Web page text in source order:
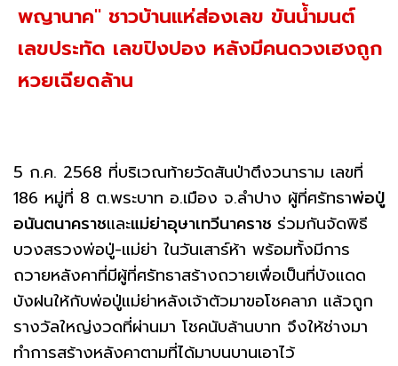
พญานาค" ชาวบ้านแห่ส่องเลข ขันน้ำมนต์
เลขประทัด เลขปิงปอง หลังมีคนดวงเฮงถูก
หวยเฉียดล้าน
5 ก.ค. 2568 ที่บริเวณท้ายวัดสันป่าตึงวนาราม เลขที่
186 หมู่ที่ 8 ต.พระบาท อ.เมือง จ.ลำปาง ผู้ที่ศรัทธาพ่อปู่
อนันตนาคราชและแม่ย่าอุษาเทวีนาคราช ร่วมกันจัดพิธี
บวงสรวงพ่อปู่-แม่ย่า ในวันเสาร์ห้า พร้อมทั้งมีการ
ถวายหลังคาที่มีผู้ที่ศรัทธาสร้างถวายเพื่อเป็นที่บังแดด
บังฝนให้กับพ่อปู่แม่ย่าหลังเจ้าตัวมาขอโชคลาภ แล้วถูก
รางวัลใหญ่งวดที่ผ่านมา โชคนับล้านบาท จึงให้ช่างมา
ทำการสร้างหลังคาตามที่ได้มาบนบานเอาไว้